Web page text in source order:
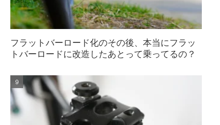
フラットバーロード化のその後、本当にフラッ
トバーロードに改造したあとって乗ってるの？